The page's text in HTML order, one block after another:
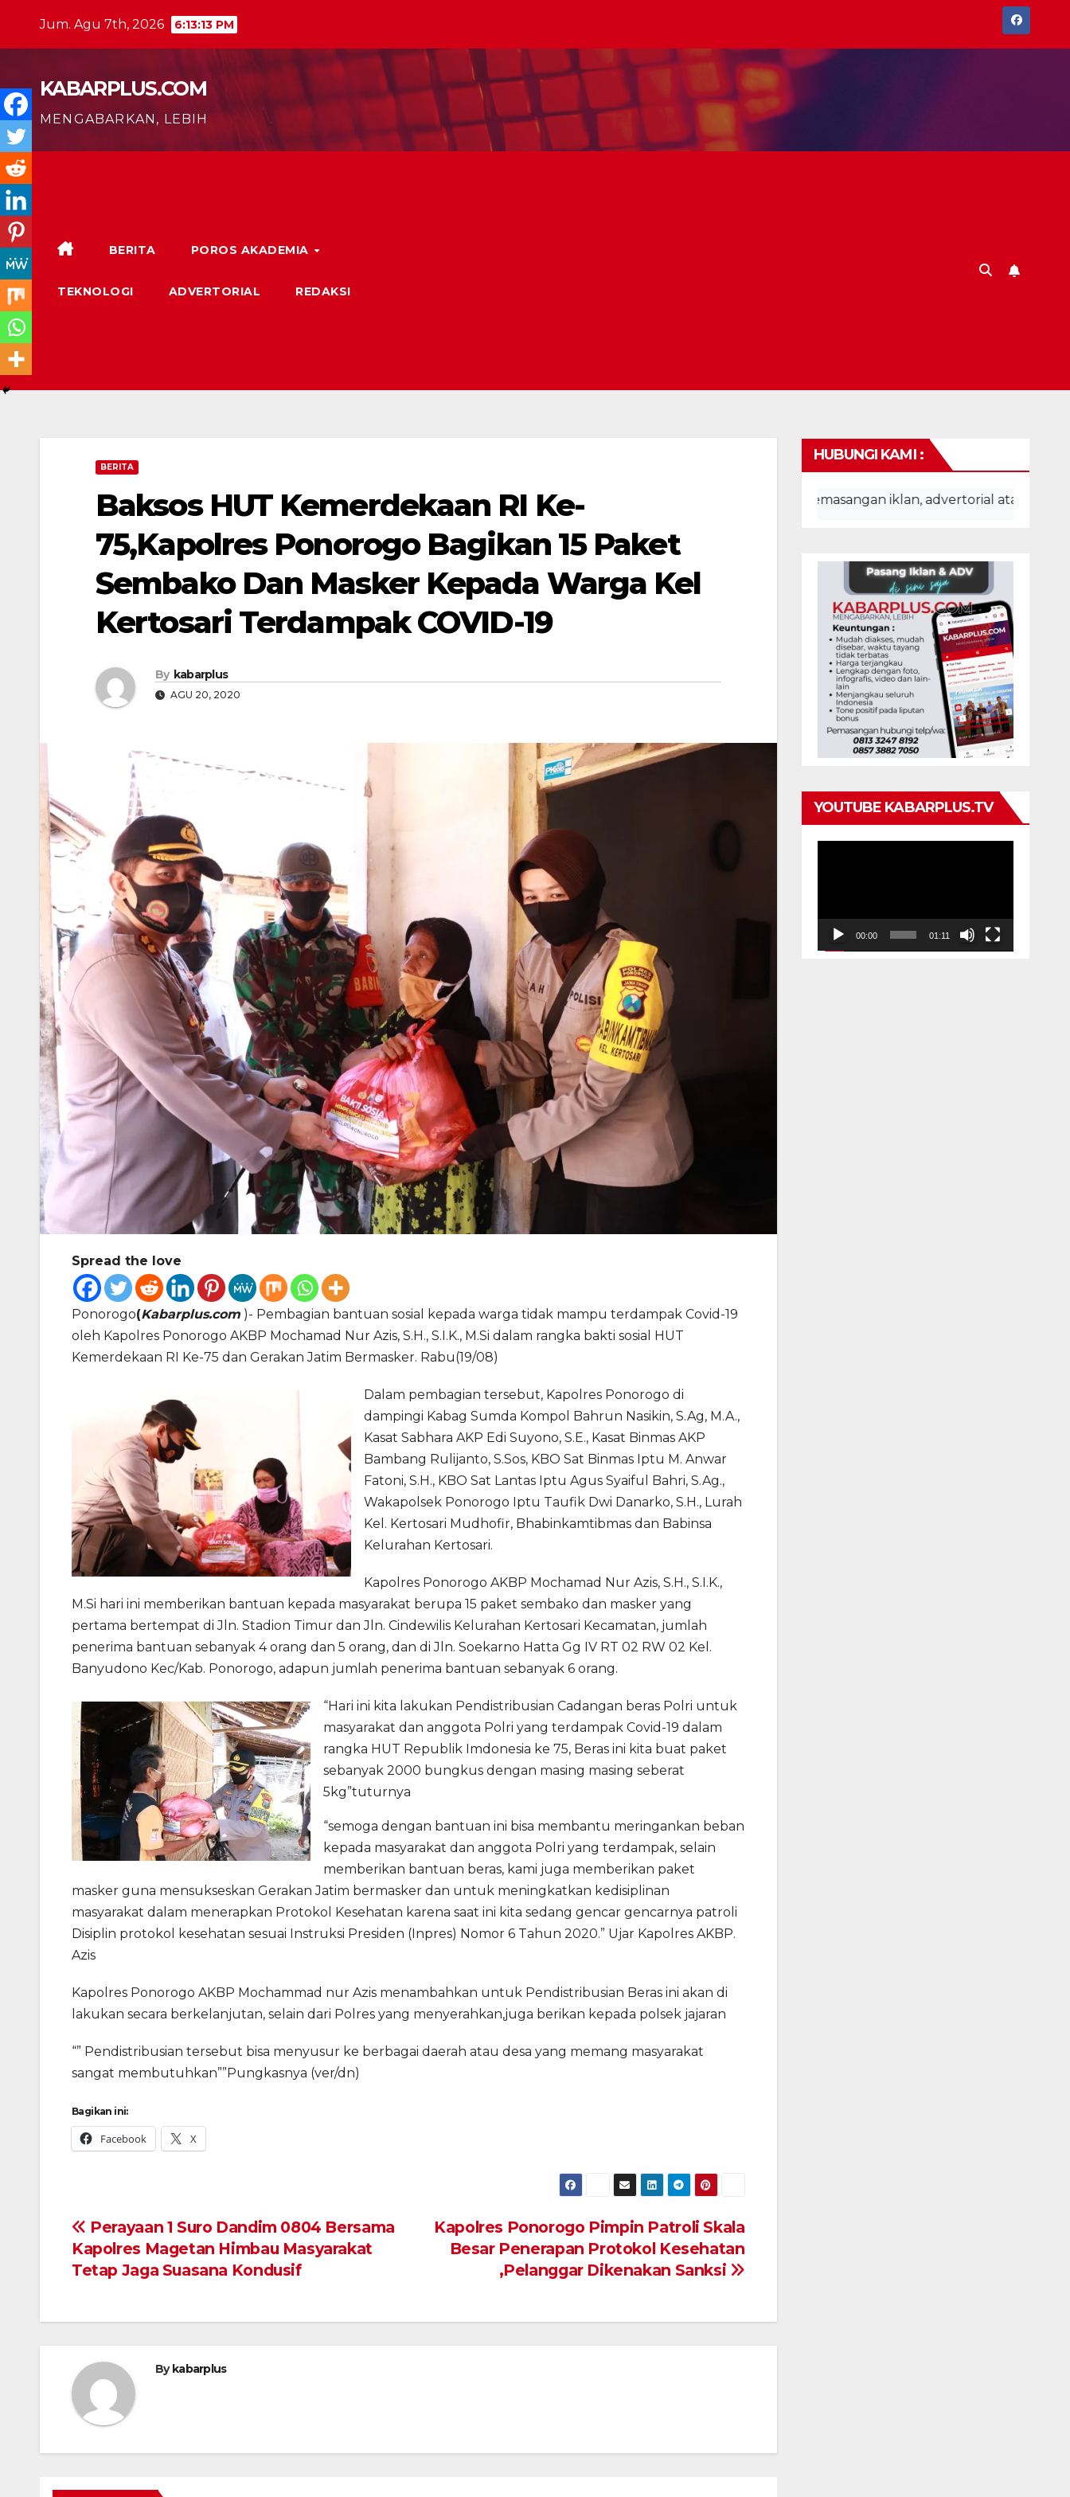
Jum. Agu 7th, 2026 6:13:15 PM
KABARPLUS.COM
MENGABARKAN, LEBIH
BERITA POROS AKADEMIA
TEKNOLOGI ADVERTORIAL REDAKSI
BERITA
Baksos HUT Kemerdekaan RI Ke-
75,Kapolres Ponorogo Bagikan 15 Paket
Sembako Dan Masker Kepada Warga Kel
Kertosari Terdampak COVID-19
By kabarplus
AGU 20, 2020
Spread the love
Ponorogo(Kabarplus.com )- Pembagian bantuan sosial kepada warga tidak mampu terdampak Covid-19
oleh Kapolres Ponorogo AKBP Mochamad Nur Azis, S.H., S.I.K., M.Si dalam rangka bakti sosial HUT
Kemerdekaan RI Ke-75 dan Gerakan Jatim Bermasker. Rabu(19/08)
Dalam pembagian tersebut, Kapolres Ponorogo di
dampingi Kabag Sumda Kompol Bahrun Nasikin, S.Ag, M.A.,
Kasat Sabhara AKP Edi Suyono, S.E., Kasat Binmas AKP
Bambang Rulijanto, S.Sos, KBO Sat Binmas Iptu M. Anwar
Fatoni, S.H., KBO Sat Lantas Iptu Agus Syaiful Bahri, S.Ag.,
Wakapolsek Ponorogo Iptu Taufik Dwi Danarko, S.H., Lurah
Kel. Kertosari Mudhofir, Bhabinkamtibmas dan Babinsa
Kelurahan Kertosari.
Kapolres Ponorogo AKBP Mochamad Nur Azis, S.H., S.I.K.,
M.Si hari ini memberikan bantuan kepada masyarakat berupa 15 paket sembako dan masker yang
pertama bertempat di Jln. Stadion Timur dan Jln. Cindewilis Kelurahan Kertosari Kecamatan, jumlah
penerima bantuan sebanyak 4 orang dan 5 orang, dan di Jln. Soekarno Hatta Gg IV RT 02 RW 02 Kel.
Banyudono Kec/Kab. Ponorogo, adapun jumlah penerima bantuan sebanyak 6 orang.
“Hari ini kita lakukan Pendistribusian Cadangan beras Polri untuk
masyarakat dan anggota Polri yang terdampak Covid-19 dalam
rangka HUT Republik Imdonesia ke 75, Beras ini kita buat paket
sebanyak 2000 bungkus dengan masing masing seberat
5kg”tuturnya
“semoga dengan bantuan ini bisa membantu meringankan beban
kepada masyarakat dan anggota Polri yang terdampak, selain
memberikan bantuan beras, kami juga memberikan paket
masker guna mensukseskan Gerakan Jatim bermasker dan untuk meningkatkan kedisiplinan
masyarakat dalam menerapkan Protokol Kesehatan karena saat ini kita sedang gencar gencarnya patroli
Disiplin protokol kesehatan sesuai Instruksi Presiden (Inpres) Nomor 6 Tahun 2020.” Ujar Kapolres AKBP.
Azis
Kapolres Ponorogo AKBP Mochammad nur Azis menambahkan untuk Pendistribusian Beras ini akan di
lakukan secara berkelanjutan, selain dari Polres yang menyerahkan,juga berikan kepada polsek jajaran
“” Pendistribusian tersebut bisa menyusur ke berbagai daerah atau desa yang memang masyarakat
sangat membutuhkan””Pungkasnya (ver/dn)
Bagikan ini:
Facebook X
Navigasi
pos
Kapolres Ponorogo Pimpin Patroli Skala
Besar Penerapan Protokol Kesehatan
,Pelanggar Dikenakan Sanksi
Perayaan 1 Suro Dandim 0804 Bersama
Kapolres Magetan Himbau Masyarakat
Tetap Jaga Suasana Kondusif
Bykabarplus
HUBUNGI KAMI :
Selamat datang di website kami, kabarplus.com - Untuk pemasangan iklan, advertorial atau pembuatan
YOUTUBE KABARPLUS.TV
00:00 01:11